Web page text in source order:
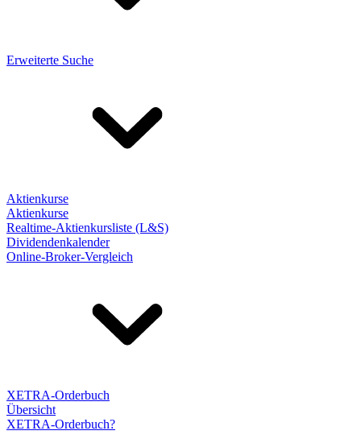
Erweiterte Suche
Aktienkurse
Aktienkurse
Realtime-Aktienkursliste (L&S)
Dividendenkalender
Online-Broker-Vergleich
XETRA-Orderbuch
Übersicht
XETRA-Orderbuch?